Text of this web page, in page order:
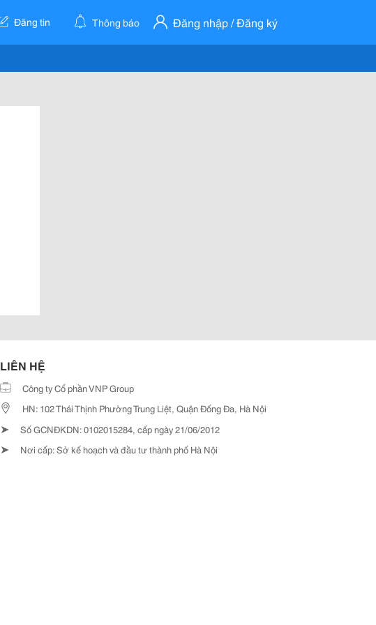
Đăng tin Thông báo Đăng nhập / Đăng ký
LIÊN HỆ
Công ty Cổ phần VNP Group
HN: 102 Thái Thịnh Phường Trung Liệt, Quận Đống Đa, Hà Nội
➤ Số GCNĐKDN: 0102015284, cấp ngày 21/06/2012
➤ Nơi cấp: Sở kế hoạch và đầu tư thành phố Hà Nội